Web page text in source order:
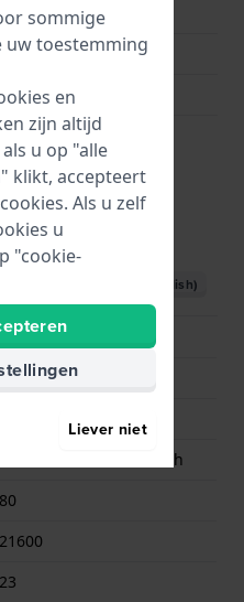
Geschroefde kroon
Keramiek
Duiken
Eén richting draaibaar
80.111(Bekijk specificaties
Download handboek (English)
ETA
Ja
Mechanisch automatisch
80
21600
23
sommige
uw toestemming
en
zijn altijd
u op "alle
klikt, accepteert
Als u zelf
u
"cookie-
Liever niet